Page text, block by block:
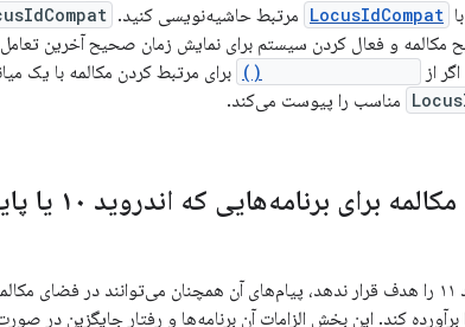
LocusIdCompat مرتبط حاشیه‌نویسی کنید.
و فعال کردن سیستم برای نمایش زمان صحیح آخرین تعامل
از
برای مرتبط کردن مکالمه با یک
مناسب را پیوست می‌کند.
برنامه‌هایی که اندروید ۱۰ یا پایین‌تر را هدف قرار می‌دهند
اگر یک برنامه اندروید ۱۱ را هدف قرار ندهد، پیام‌های آن همچنان می‌توانند
برآورده کند. این بخش الزامات آن برنامه‌ها و رفتار جایگزین در